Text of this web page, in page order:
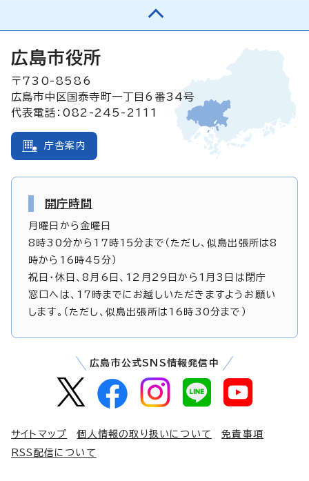
広島市役所
〒730-8586
広島市中区国泰寺町一丁目6番34号
代表電話：082-245-2111
庁舎案内
開庁時間
月曜日から金曜日
8時30分から17時15分まで（ただし、似島出張所は8
時から16時45分）
祝日・休日、8月6日、12月29日から1月3日は閉庁
窓口へは、17時までにお越しいただきますようお願い
します。（ただし、似島出張所は16時30分まで）
広島市公式SNS情報発信中
サイトマップ 個人情報の取り扱いについて
免責事項
RSS配信について